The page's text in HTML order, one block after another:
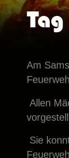
Tag
Am
Allen
Sie